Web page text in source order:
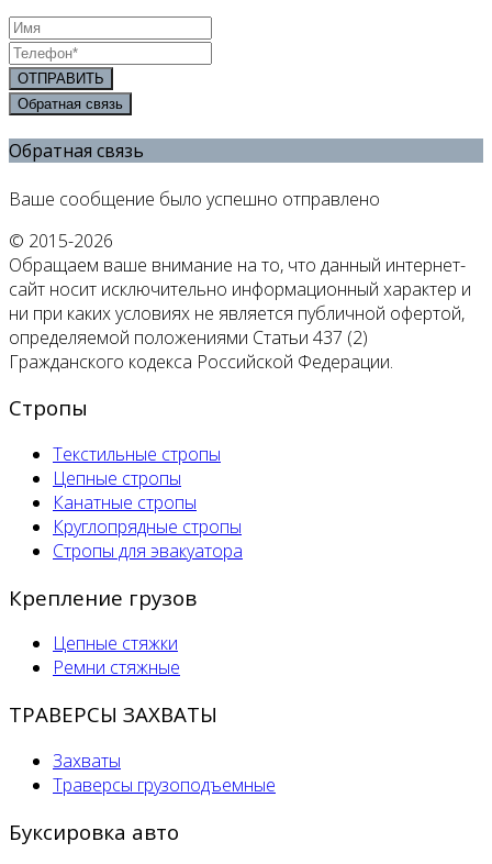
ОТПРАВИТЬ
Обратная связь
Обратная связь
Ваше сообщение было успешно отправлено
© 2015-2026
Обращаем ваше внимание на то, что данный интернет-
сайт носит исключительно информационный характер и
ни при каких условиях не является публичной офертой,
определяемой положениями Статьи 437 (2)
Гражданского кодекса Российской Федерации.
Стропы
Текстильные стропы
Цепные стропы
Канатные стропы
Круглопрядные стропы
Стропы для эвакуатора
Крепление грузов
Цепные стяжки
Ремни стяжные
ТРАВЕРСЫ ЗАХВАТЫ
Захваты
Траверсы грузоподъемные
Буксировка авто